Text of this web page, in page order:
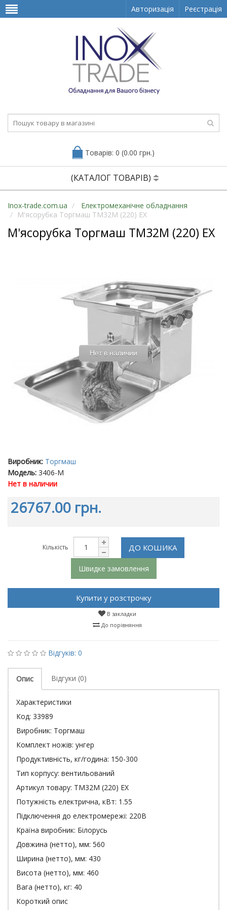
Авторизація Реєстрація
Товарів: 0 (0.00 грн.)
(КАТАЛОГ ТОВАРІВ)
Inox-trade.com.ua
Електромеханічне обладнання
М'ясорубка Торгмаш ТМ32М (220) EX
М'ясорубка Торгмаш ТМ32М (220) EX
Нет в наличии
Виробник: Торгмаш
Модель: 3406-M
Нет в наличии
26767.00 грн.
Кількість ДО КОШИКА
Швидке замовлення
Купити у розстрочку
В закладки
До порівняння
Відгуків: 0
Опис Відгуки (0)
Характеристики
Код: 33989
Виробник: Торгмаш
Комплект ножів: унгер
Продуктивність, кг/година: 150-300
Тип корпусу: вентильований
Артикул товару: ТМ32М (220) EX
Потужність електрична, кВт: 1.55
Підключення до електромережі: 220В
Країна виробник: Білорусь
Довжина (нетто), мм: 560
Ширина (нетто), мм: 430
Висота (нетто), мм: 460
Вага (нетто), кг: 40
Короткий опис